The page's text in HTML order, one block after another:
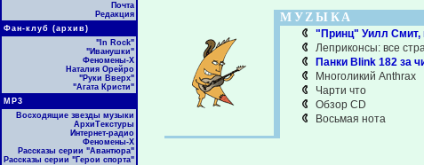
Почта
Редакция
Фан-клуб (архив)
"In Rock"
"Иванушки"
Феномены-Х
Наталия Орейро
"Руки Вверх"
"Агата Кристи"
МР3
Восходящие звезды музыки
АрхиТекстуры
Интернет-радио
Феномены-Х
Рассказы серии "Авантюра"
Рассказы серии "Герои спорта"
МУZЫКА
"Принц" Уилл Смит,
Леприконсы: все
Панки Blink 182 за
Многоликий Anthrax
Чарти что
Обзор CD
Восьмая нота